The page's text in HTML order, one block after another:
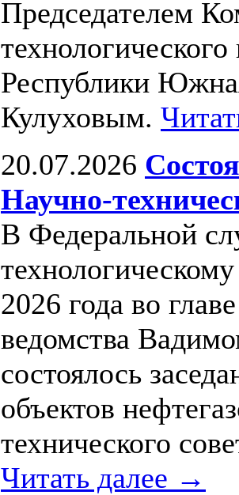
Председателем
Республики
Кулуховым.
20.07.2026
Научно-
В Федеральной
2026 года во
ведомства
состоялось
объектов
технического
Читать далее →